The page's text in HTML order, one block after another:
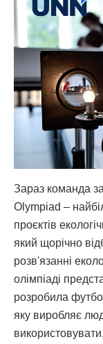
Зараз команда
Olympiad –
проєктів
який щорічно
розв'язанні
олімпіаді
розробила
яку виробляє